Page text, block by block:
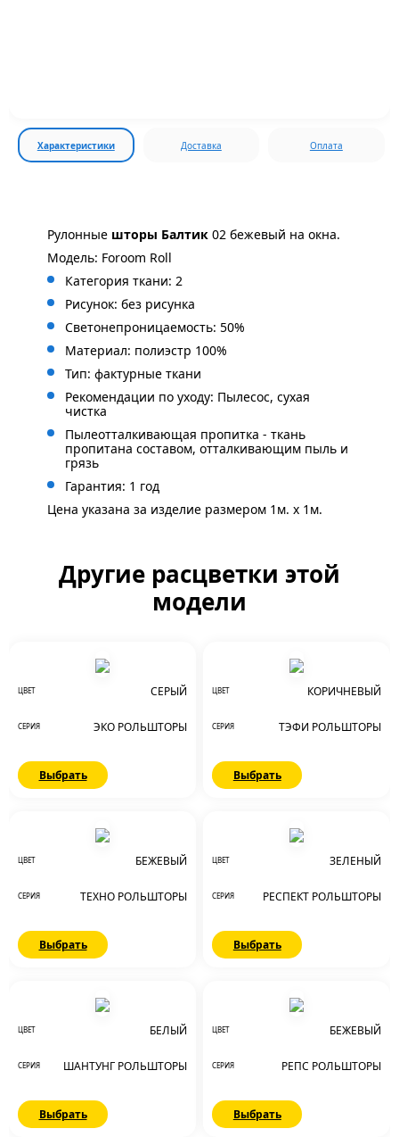
Характеристики Доставка Оплата
Рулонные шторы Балтик 02 бежевый на окна.
Модель: Foroom Roll
Категория ткани: 2
Рисунок: без рисунка
Светонепроницаемость: 50%
Материал: полиэстр 100%
Тип: фактурные ткани
Рекомендации по уходу: Пылесос, сухая
чистка
Пылеотталкивающая пропитка - ткань
пропитана составом, отталкивающим пыль и
грязь
Гарантия: 1 год
Цена указана за изделие размером 1м. x 1м.
Другие расцветки этой
модели
ЦВЕТ СЕРЫЙ
СЕРИЯ ЭКО РОЛЬШТОРЫ
Выбрать
ЦВЕТ КОРИЧНЕВЫЙ
СЕРИЯ ТЭФИ РОЛЬШТОРЫ
Выбрать
ЦВЕТ БЕЖЕВЫЙ
СЕРИЯ ТЕХНО РОЛЬШТОРЫ
Выбрать
ЦВЕТ ЗЕЛЕНЫЙ
СЕРИЯ РЕСПЕКТ РОЛЬШТОРЫ
Выбрать
ЦВЕТ БЕЛЫЙ
СЕРИЯ ШАНТУНГ РОЛЬШТОРЫ
Выбрать
ЦВЕТ БЕЖЕВЫЙ
СЕРИЯ РЕПС РОЛЬШТОРЫ
Выбрать